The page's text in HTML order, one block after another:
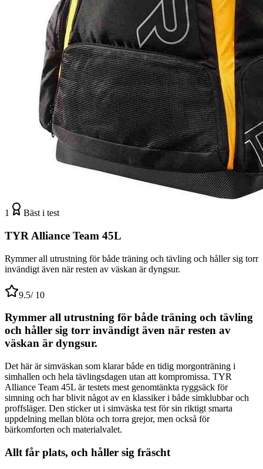
1 Bäst i test
TYR Alliance Team 45L
Rymmer all utrustning för både träning och tävling och håller sig torr
invändigt även när resten av väskan är dyngsur.
9.5/ 10
Rymmer all utrustning för både träning och tävling
och håller sig torr invändigt även när resten av
väskan är dyngsur.
Det här är simväskan som klarar både en tidig morgonträning i
simhallen och hela tävlingsdagen utan att kompromissa. TYR
Alliance Team 45L är testets mest genomtänkta ryggsäck för
simning och har blivit något av en klassiker i både simklubbar och
proffsläger. Den sticker ut i simväska test för sin riktigt smarta
uppdelning mellan blöta och torra grejor, men också för
bärkomforten och materialvalet.
Allt får plats, och håller sig fräscht